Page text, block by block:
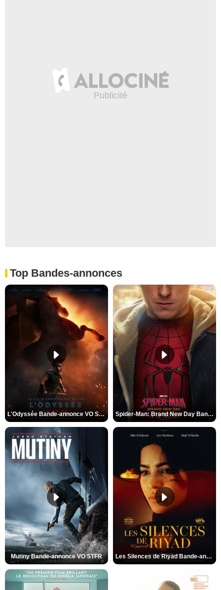
Top Bandes-annonces
L'Odyssée Bande-annonce VO STFR Spider-Man: Brand New Day Bande-annonce VO STFR
Mutiny Bande-annonce VO STFR Les Silences de Riyad Bande-annonce VO STFR